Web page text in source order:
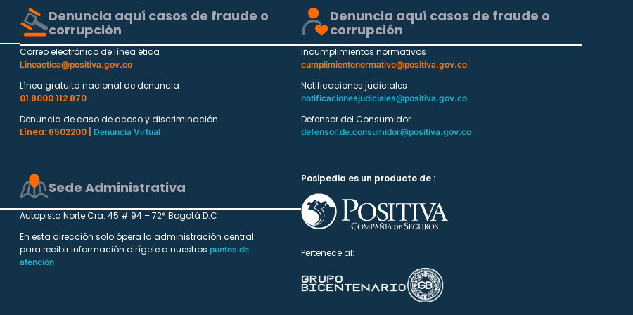
Denuncia aquí casos de fraude o
corrupción
Correo electrónico de línea ética
Lineaetica@positiva.gov.co
Línea gratuita nacional de denuncia
01 8000 112 870
Denuncia de caso de acoso y discriminación
Línea: 6502200 |
Denuncia Virtual
Denuncia aquí casos de fraude o
corrupción
Incumplimientos normativos
cumplimientonormativo@positiva.gov.co
Notificaciones judiciales
notificacionesjudiciales@positiva.gov.co
Defensor del Consumidor
defensor.de.consumidor@positiva.gov.co
Sede Administrativa
Autopista Norte Cra. 45 # 94 – 72* Bogotá D.C
En esta dirección solo ópera la administración central
para recibir información dirígete a nuestros puntos de
atención
Posipedia es un producto de :
Pertenece al: